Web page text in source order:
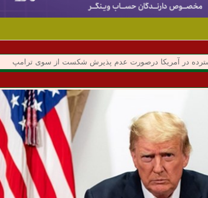
در آمریکا درصورت عدم پذیرش شکست از سوی ترامپ